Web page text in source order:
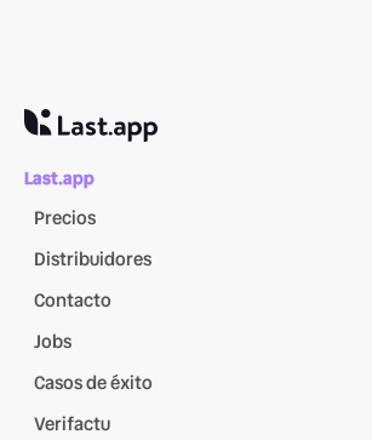
Last.app
Precios
Distribuidores
Contacto
Jobs
Casos de éxito
Verifactu